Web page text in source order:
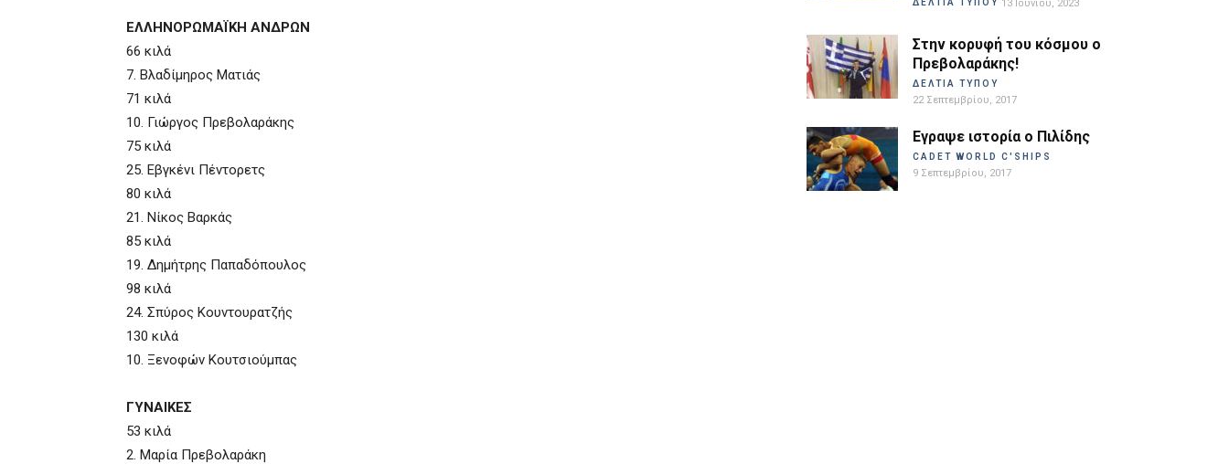
ΕΛΛΗΝΟΡΩΜΑΪΚΗ ΑΝΔΡΩΝ
66 κιλά
7. Βλαδίμηρος Ματιάς
71 κιλά
10. Γιώργος Πρεβολαράκης
75 κιλά
25. Εβγκένι Πέντορετς
80 κιλά
21. Νίκος Βαρκάς
85 κιλά
19. Δημήτρης Παπαδόπουλος
98 κιλά
24. Σπύρος Κουντουρατζής
130 κιλά
10. Ξενοφών Κουτσιούμπας
ΓΥΝΑΙΚΕΣ
53 κιλά
2. Μαρία Πρεβολαράκη
ΔΕΛΤΙΑ ΤΥΠΟΥ 13 Ιουνίου, 2023
Στην κορυφή του κόσμου ο
Πρεβολαράκης!
ΔΕΛΤΙΑ ΤΥΠΟΥ
22 Σεπτεμβρίου, 2017
Εγραψε ιστορία ο Πιλίδης
CADET WORLD C'SHIPS
9 Σεπτεμβρίου, 2017